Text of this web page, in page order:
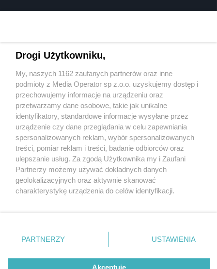
1 / 0
Wydawca mediów lokalnych
Nie zapomnij
zapoznać się z:
polityką prywatności regulamin korzystania z portali
Twojemiasto
Piekary Śląskie
Chorzów
Tarnowskie Góry
Gliwice
Skontakuj sięz nami
Kontakt
Wydawca
Redakcja
Drogi Użytkowniku,
My, naszych 1162 zaufanych partnerów oraz inne
podmioty z Media Operator sp z.o.o. uzyskujemy dostęp i
przechowujemy informacje na urządzeniu oraz
przetwarzamy dane osobowe, takie jak unikalne
identyfikatory, standardowe informacje wysyłane przez
urządzenie czy dane przeglądania w celu zapewniania
spersonalizowanych reklam, wybór spersonalizowanych
treści, pomiar reklam i treści, badanie odbiorców oraz
ulepszanie usług. Za zgodą Użytkownika my i Zaufani
Partnerzy możemy używać dokładnych danych
geolokalizacyjnych oraz aktywnie skanować
charakterystykę urządzenia do celów identyfikacji.
zmienić/wycofać klikając przycisk ustawień prywatności
znajdujący się w lewym dolnym rogu strony
rodzaje przetwarzania danych nie wymagają zgody
użytkownika, ale masz prawo sprzeciwić się takiemu
PARTNERZY USTAWIENIA
Akceptuję